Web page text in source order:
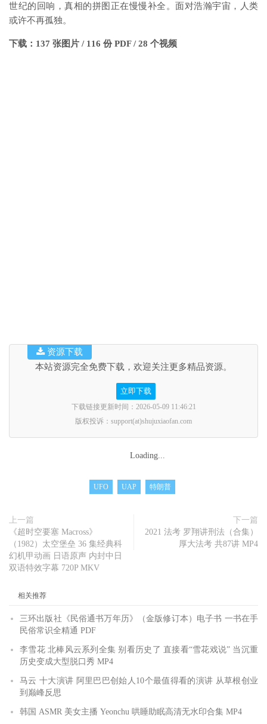
世纪的回响，真相的拼图正在慢慢补全。面对浩瀚宇宙，人类
或许不再孤独。
下载： 137 张图片 / 116 份 PDF / 28 个视频
本站资源完全免费下载，欢迎关注更多精品资源。
立即下载
下载链接更新时间：2026-05-09 11:46:21
版权投诉：support(at)shujuxiaofan.com
资源下载
Loading...
UFO UAP 特朗普
上一篇
《超时空要塞 Macross》
（1982）太空堡垒 36 集经典科
幻机甲动画 日语原声 内封中日
双语特效字幕 720P MKV
下一篇
2021 法考 罗翔讲刑法（合集）
厚大法考 共87讲 MP4
相关推荐
三环出版社《民俗通书万年历》（金版修订本）电子书 一书在手
民俗常识全精通 PDF
李雪花 北棒风云系列全集 别看历史了 直接看“雪花戏说” 当沉重
历史变成大型脱口秀 MP4
马云 十大演讲 阿里巴巴创始人10个最值得看的演讲 从草根创业
到巅峰反思
韩国 ASMR 美女主播 Yeonchu 哄睡助眠高清无水印合集 MP4